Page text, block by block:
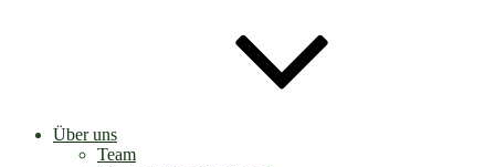
Über uns
Team